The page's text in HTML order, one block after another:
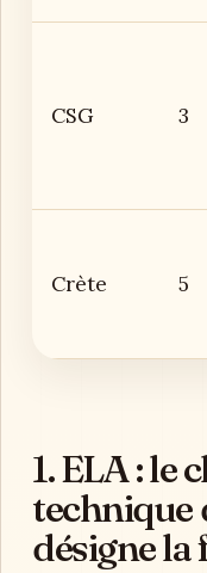
CSG 3
Crète 5
1. ELA : le
technique
désigne la